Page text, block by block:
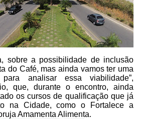
sobre a possibilidade de inclusão
do Café, mas ainda vamos ter uma
para analisar essa viabilidade”,
que, durante o encontro, ainda
os cursos de qualificação que já
na Cidade, como o Fortalece a
Amamenta Alimenta.